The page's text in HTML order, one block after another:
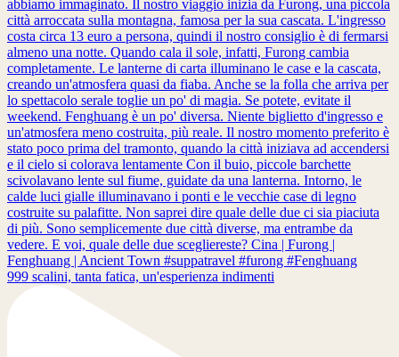
999 scalini, tanta fatica, un'esperienza indimenti